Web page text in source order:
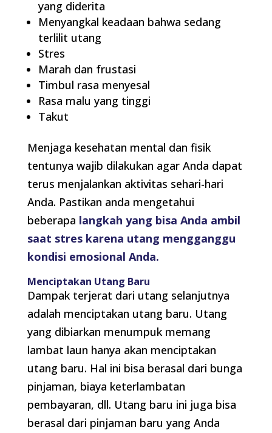
yang diderita
Menyangkal keadaan bahwa sedang
terlilit utang
Stres
Marah dan frustasi
Timbul rasa menyesal
Rasa malu yang tinggi
Takut
Menjaga kesehatan mental dan fisik
tentunya wajib dilakukan agar Anda dapat
terus menjalankan aktivitas sehari-hari
Anda. Pastikan anda mengetahui
beberapa langkah yang bisa Anda ambil
saat stres karena utang mengganggu
kondisi emosional Anda.
Menciptakan Utang Baru
Dampak terjerat dari utang selanjutnya
adalah menciptakan utang baru. Utang
yang dibiarkan menumpuk memang
lambat laun hanya akan menciptakan
utang baru. Hal ini bisa berasal dari bunga
pinjaman, biaya keterlambatan
pembayaran, dll. Utang baru ini juga bisa
berasal dari pinjaman baru yang Anda